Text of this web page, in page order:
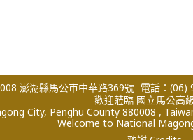
澎湖縣馬公市中華路369號 電話：(06)
歡迎蒞臨 國立馬公高
City, Penghu County 880008 , Taiwan
Welcome to National